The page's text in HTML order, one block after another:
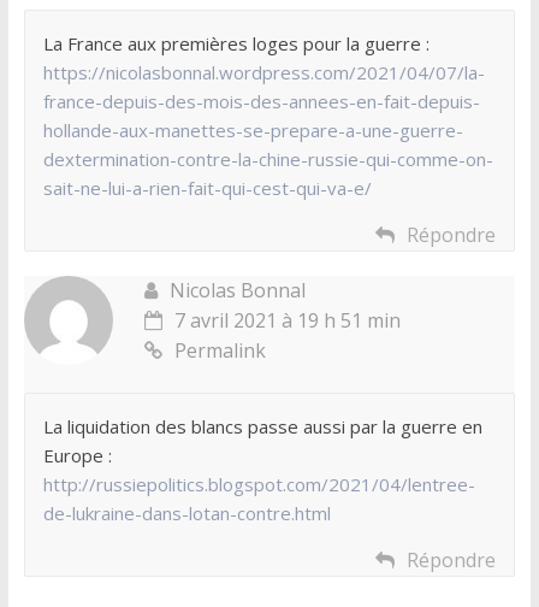
La France aux premières loges pour la guerre :
https://nicolasbonnal.wordpress.com/2021/04/07/la-
france-depuis-des-mois-des-annees-en-fait-depuis-
hollande-aux-manettes-se-prepare-a-une-guerre-
dextermination-contre-la-chine-russie-qui-comme-on-
sait-ne-lui-a-rien-fait-qui-cest-qui-va-e/
Répondre
Nicolas Bonnal
7 avril 2021 à 19 h 51 min
Permalink
La liquidation des blancs passe aussi par la guerre en
Europe :
http://russiepolitics.blogspot.com/2021/04/lentree-
de-lukraine-dans-lotan-contre.html
Répondre